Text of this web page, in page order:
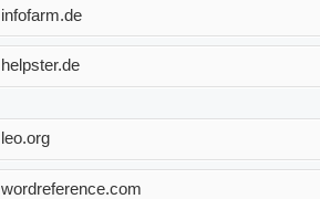
infofarm.de
helpster.de
leo.org
wordreference.com